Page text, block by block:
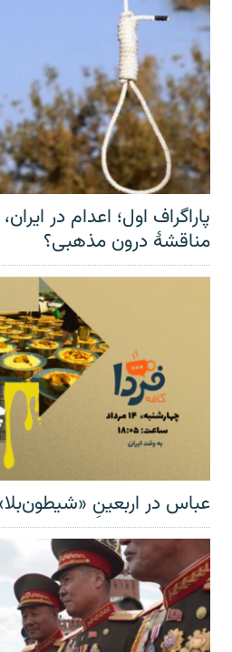
پاراگراف اول؛ اعدام در
مناقشهٔ درون مذهبی؟
عباس در اربعینِ